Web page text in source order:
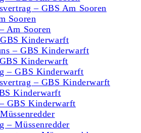
– GBS Am Sooren
Sooren
Am Sooren
Kinderwarft
– GBS Kinderwarft
Kinderwarft
– GBS Kinderwarft
– GBS Kinderwarft
Kinderwarft
GBS Kinderwarft
– Müssenredder